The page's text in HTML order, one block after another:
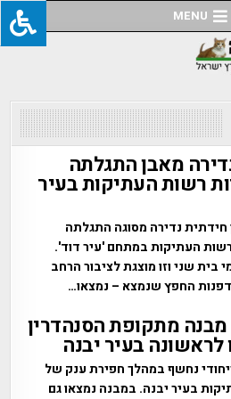
MENU
מאבן התגלתה
רשות העתיקות בעיר
נדירה מסוגה התגלתה
העתיקות במתחם 'עיר דוד'.
שני וזו מוצגת לציבור הרחב
החפץ שנמצא – נמצאו…
מתקופת הסנהדרין
בעיר יבנה
נחשף במהלך חפירת ענק של
בעיר יבנה. במבנה נמצאו גם